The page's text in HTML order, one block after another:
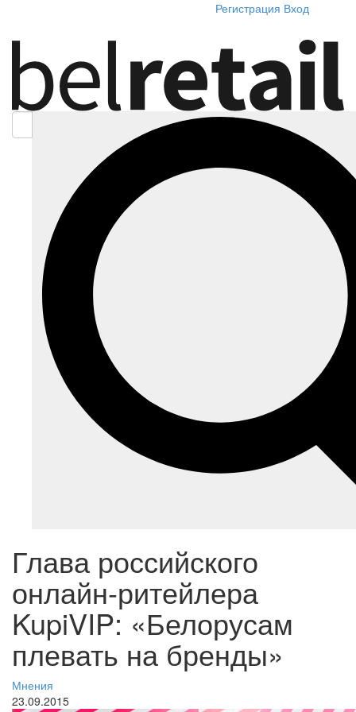
Регистрация Вход
Глава российского
онлайн-ритейлера
KupiVIP: «Белорусам
плевать на бренды»
Мнения
23.09.2015